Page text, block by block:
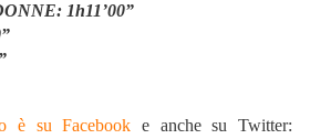
1h11’00”
è su Facebook e anche su Twitter: